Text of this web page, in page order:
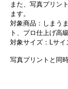
また、写真プリン
ます。
対象商品：しまう
ト、プロ仕上げ高
対象サイズ：Lサ
写真プリントと同